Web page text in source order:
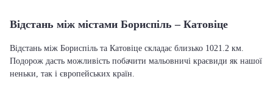
Відстань між містами Бориспіль – Катовіце
Відстань між Бориспіль та Катовіце складає близько 1021.2 км.
Подорож дасть можливість побачити мальовничі краєвиди як нашої
неньки, так і європейських країн.